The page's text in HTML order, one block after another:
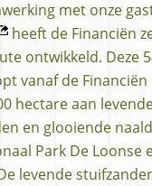
met onze
Opent
in
nieuw
venster
heeft de Financiën
ontwikkeld. Deze
vanaf de
hectare aan
en glooiende
Park De Loonse
levende